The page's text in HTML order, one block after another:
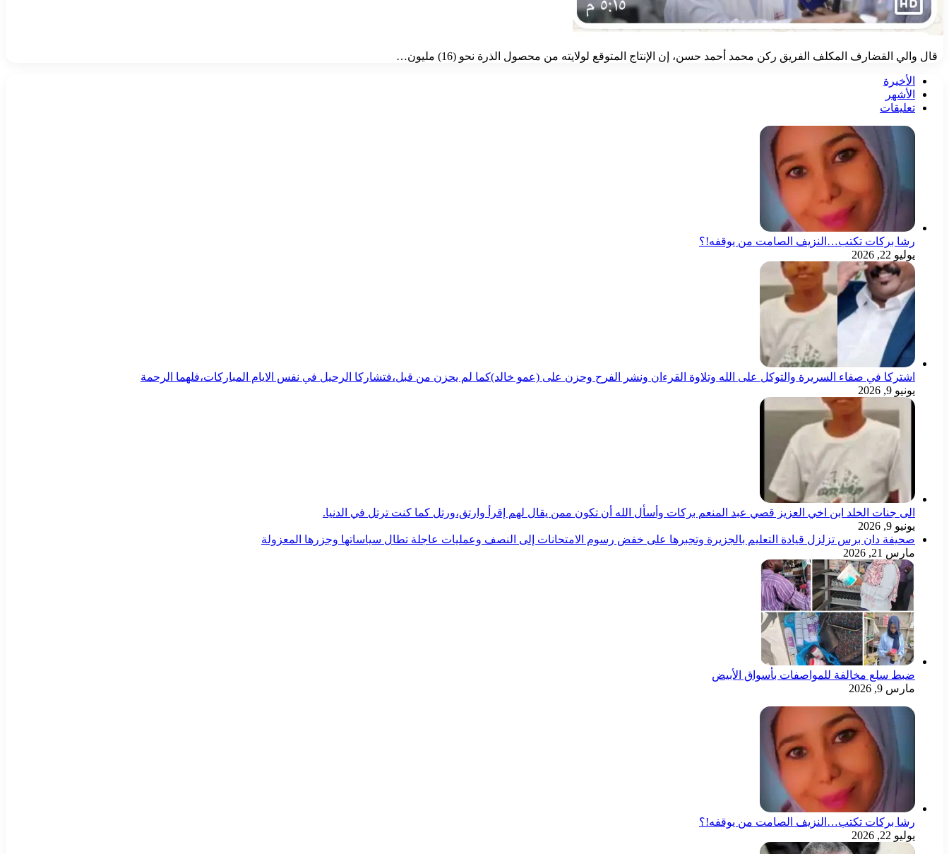
قال والي القضارف المكلف الفريق ركن محمد أحمد حسن، إن الإنتاج المتوقع لولايته من محصول الذرة نحو (16) مليون…
الأخيرة
الأشهر
تعليقات
رشا بركات تكتب…النزيف الصامت من يوقفه!؟
يوليو 22, 2026
اشتركا في صفاء السريرة والتوكل على الله وتلاوة القرءان ونشر الفرح وحزن على (عمو خالد)كما لم يحزن من قبل،فتشاركا الرحيل في نفس الايام المباركات،فلهما الرحمة
يونيو 9, 2026
الى جنات الخلد ابن اخي العزيز قصي عبد المنعم بركات وأسأل الله أن تكون ممن يقال لهم إقرأ وارتق،ورتل كما كنت ترتل في الدنيا.
يونيو 9, 2026
صحيفة دان برس تزلزل قيادة التعليم بالجزيرة وتجبرها على خفض رسوم الامتحانات إلى النصف وعمليات عاجلة تطال سياساتها وجزرها المعزولة
مارس 21, 2026
ضبط سلع مخالفة للمواصفات بأسواق الأبيض
مارس 9, 2026
رشا بركات تكتب…النزيف الصامت من يوقفه!؟
يوليو 22, 2026